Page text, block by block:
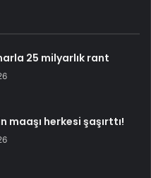
25 milyarlık rant
maaşı herkesi şaşırttı!